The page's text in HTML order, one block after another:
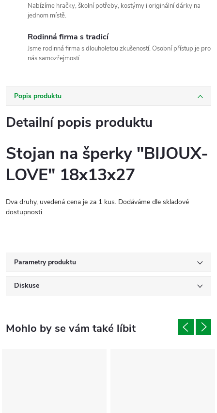
Nabízíme hračky, školní potřeby, kostýmy i originální dárky na
jednom místě.
Rodinná firma s tradicí
Jsme rodinná firma s dlouholetou zkušeností. Osobní přístup je pro
nás samozřejmostí.
Popis produktu
Detailní popis produktu
Stojan na šperky "BIJOUX-
LOVE" 18x13x27
Dva druhy, uvedená cena je za 1 kus. Dodáváme dle skladové
dostupnosti.
Parametry produktu
Diskuse